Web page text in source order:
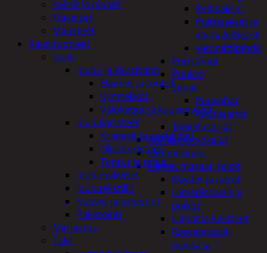
Peltisakset
Pulttisakset ja
voimaleikkurit
vetoniittipihdit
Puristimet
Puukot
Sahat
Puusahat
Rautasahat
Työkalusarjat
Korjaamotyökalut
Lämmittimet
Liimat, massat, teipit
Köydet ja narut
Liimapistoolit ja
puikot
Liimat ja lukitteet
Rasvaprässit,
massa ja
Keksit ja piparit
Makeiset
Mausteet
Kausituotteet
Joulu
Joulu- ja kausivalot
Eläimet ja tontut
Kyntteliköt
Valoketjut ja kuusenvalot
Joulukoristeet
Kranssit ja asetelmat
Oksakoristeet
Tontut ja muut
Joulumakeiset
Joulutekstiilit
Kuuset ja valopuut
Paketointi
Marjastus
Talvi